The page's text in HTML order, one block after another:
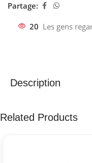
Partage:
20 Les gens
Description
Related Products